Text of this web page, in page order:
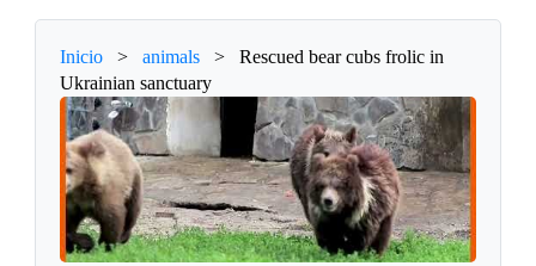
Inicio > animals >
Rescued bear cubs frolic in
Ukrainian sanctuary